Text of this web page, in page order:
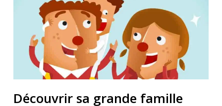
Découvrir sa grande famille